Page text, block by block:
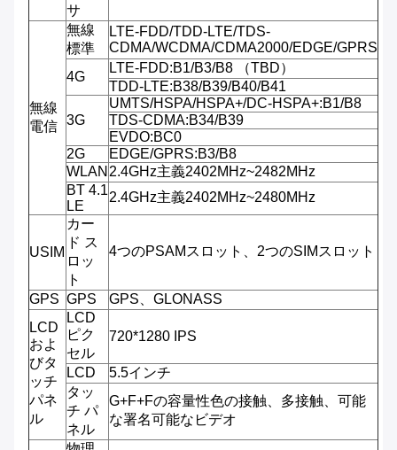
サ
無線
電信
無線
標準
LTE-FDD/TDD-LTE/TDS-
CDMA/WCDMA/CDMA2000/EDGE/GPRS
4G
LTE-FDD:B1/B3/B8 （TBD）
TDD-LTE:B38/B39/B40/B41
3G
UMTS/HSPA/HSPA+/DC-HSPA+:B1/B8
TDS-CDMA:B34/B39
EVDO:BC0
2G
EDGE/GPRS:B3/B8
WLAN 2.4GHz主義2402MHz~2482MHz
BT 4.1
LE
2.4GHz主義2402MHz~2480MHz
USIM
カー
ド ス
ロッ
ト
4つのPSAMスロット、2つのSIMスロット
GPS GPS
GPS、GLONASS
LCD
およ
びタ
ッチ
パネ
ル
LCD
ピク
セル
720*1280 IPS
LCD
5.5インチ
タッ
チ パ
ネル
G+F+Fの容量性色の接触、多接触、可能
な署名可能なビデオ